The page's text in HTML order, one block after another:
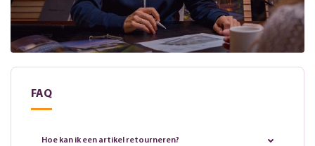
FAQ
Hoe kan ik een artikel retourneren?